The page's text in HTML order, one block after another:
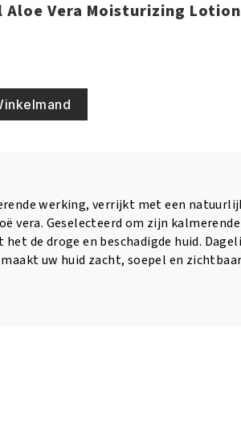
Aloe Vera Moisturizing
werking, verrijkt met een
vera. Geselecteerd om zijn kalmerende
de droge en beschadigde huid.
uw huid zacht, soepel en